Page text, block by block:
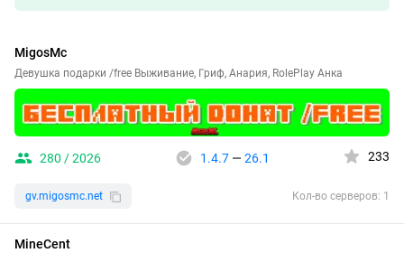
MigosMc
Девушка подарки /free Выживание, Гриф, Анария, RolePlay Анка
280 / 2026 1.4.7— 26.1 233
gv.migosmc.net Кол-во серверов: 1
MineCent